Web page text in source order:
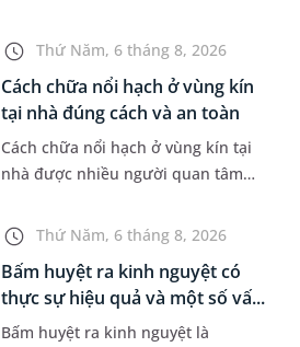
thư. Tuy nhiên, câu hỏi người bị
ung thư có uống được sâm kh...
Thứ Năm, 6 tháng 8, 2026
Cách chữa nổi hạch ở vùng kín
tại nhà đúng cách và an toàn
Cách chữa nổi hạch ở vùng kín tại
nhà được nhiều người quan tâm
bẹn hoặc cơ quan sinh dục. Nếu
hạch mới xuất hiện, kích th...
Thứ Năm, 6 tháng 8, 2026
Bấm huyệt ra kinh nguyệt có
thực sự hiệu quả và một số vấ...
Bấm huyệt ra kinh nguyệt là